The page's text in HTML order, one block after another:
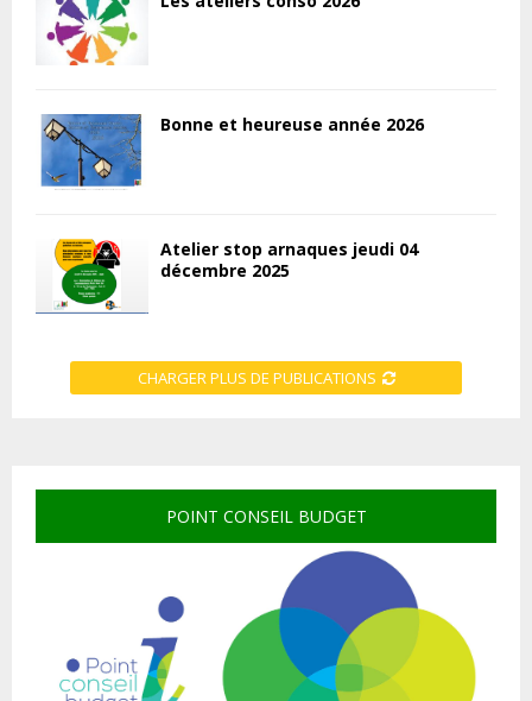
Bonne et heureuse année 2026
Atelier stop arnaques jeudi 04
décembre 2025
CHARGER PLUS DE PUBLICATIONS
POINT CONSEIL BUDGET